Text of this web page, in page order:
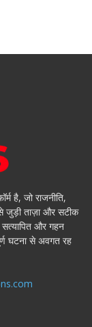
है, जो राजनीति,
जुड़ी ताज़ा और सटीक
सत्यापित और गहन
घटना से अवगत रह